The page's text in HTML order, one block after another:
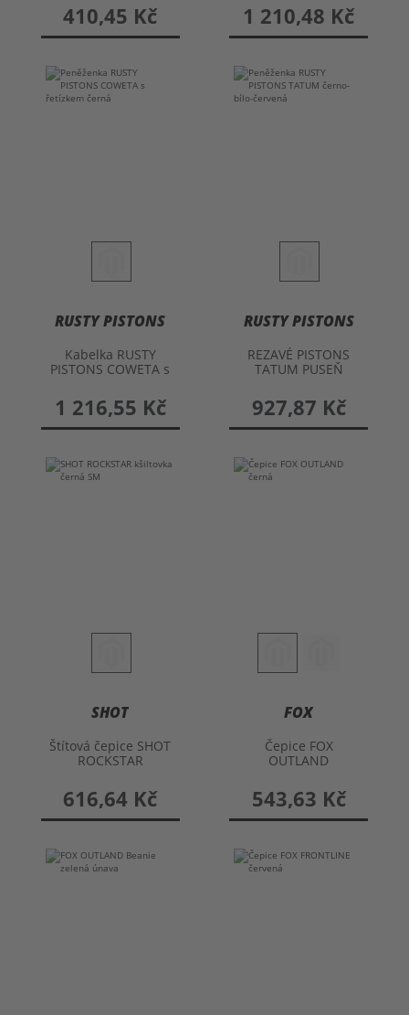
410,45 Kč 1 210,48 Kč
RUSTY PISTONS
Kabelka RUSTY
PISTONS COWETA s
1 216,55 Kč
RUSTY PISTONS
REZAVÉ PISTONS
TATUM PUSEŇ
927,87 Kč
SHOT
Štítová čepice SHOT
ROCKSTAR
616,64 Kč
FOX
Čepice FOX
OUTLAND
543,63 Kč